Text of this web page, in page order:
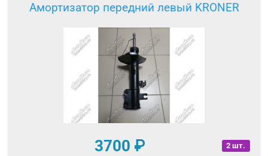
Амортизатор передний левый KRONER
2 шт.
3700 ₽